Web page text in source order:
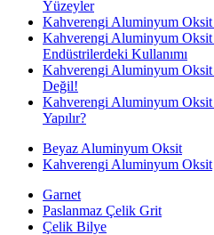
Yüzeyler
Kahverengi Aluminyum
Kahverengi Aluminyum
Endüstrilerdeki Kullanımı
Kahverengi Aluminyum
Değil!
Kahverengi Aluminyum
Yapılır?
Beyaz Aluminyum Oksit
Kahverengi Aluminyum Oksit
Garnet
Paslanmaz Çelik Grit
Çelik Bilye